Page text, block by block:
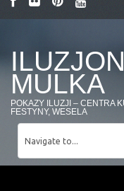
MULKA
POKAZY ILUZJI – CENTRA
FESTYNY, WESELA